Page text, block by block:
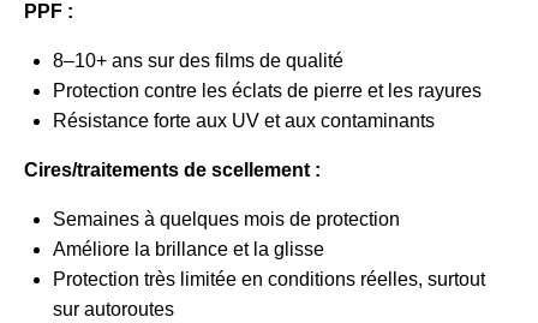
PPF :
8–10+ ans sur des films de qualité
Protection contre les éclats de pierre et les rayures
Résistance forte aux UV et aux contaminants
Cires/traitements de scellement :
Semaines à quelques mois de protection
Améliore la brillance et la glisse
Protection très limitée en conditions réelles, surtout
sur autoroutes